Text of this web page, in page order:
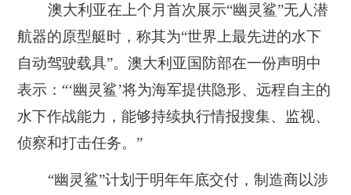
澳大利亚在上个月首次展示“幽灵鲨”无人潜
航器的原型艇时，称其为“世界上最先进的水下
自动驾驶载具”。澳大利亚国防部在一份声明中
表示：“‘幽灵鲨’将为海军提供隐形、远程自主的
水下作战能力，能够持续执行情报搜集、监视、
侦察和打击任务。”
“幽灵鲨”计划于明年年底交付，制造商以涉